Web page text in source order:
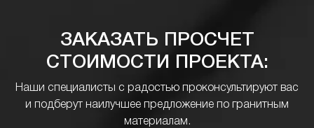
ЗАКАЗАТЬ ПРОСЧЕТ
СТОИМОСТИ ПРОЕКТА:
Наши специалисты с радостью проконсультируют вас
и подберут наилучшее предложение по гранитным
материалам.